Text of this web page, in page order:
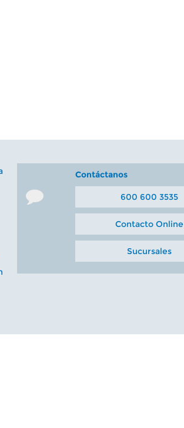
Contáctanos
600 600 3535
Contacto Online
Sucursales